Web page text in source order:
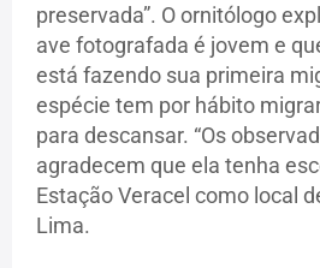
preservada”. O ornitólogo
ave fotografada é jovem e
está fazendo sua primeira
espécie tem por hábito
para descansar. “Os
agradecem que ela tenha
Estação Veracel como local
Lima.